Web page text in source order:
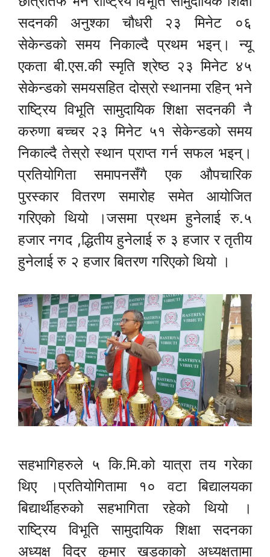
सदनकी अनुश्का चौधरी २३ मिनेट ०६
सेकेन्डको समय निकाल्दै प्रथम भइन्। न्यू
एकता बी.एस.की स्मृति श्रेष्ठ २३ मिनेट ४५
सेकेन्डको समयसहित दोस्रो स्थानमा रहिन् भने
राष्ट्रिय विभूति सामुदायिक शिक्षा सदनकी नै
करुणा बच्चर २३ मिनेट ५१ सेकेन्डको समय
निकाल्दै तेस्रो स्थान प्राप्त गर्न सफल भइन्।
प्रतियोगिता समापनसँगै एक औपचारिक
पुरस्कार वितरण समारोह समेत आयोजित
गरिएको थियो ।जसमा प्रथम हुनेलाई रु.५
हजार नगद ,द्धितीय हुनेलाई रु ३ हजार र तृतीय
हुनेलाई रु २ हजार बितरण गरिएको थियो ।
सहभागिहरुले ५ कि.मि.को यात्रा तय गरेका
थिए ।प्रतियोगितामा १० वटा बिद्यालयका
बिद्यार्थीहरुको सहभागिता रहेको थियो ।
राष्ट्रिय विभूति सामुदायिक शिक्षा सदनका
अध्यक्ष विदुर कुमार खड्काको अध्यक्षतामा